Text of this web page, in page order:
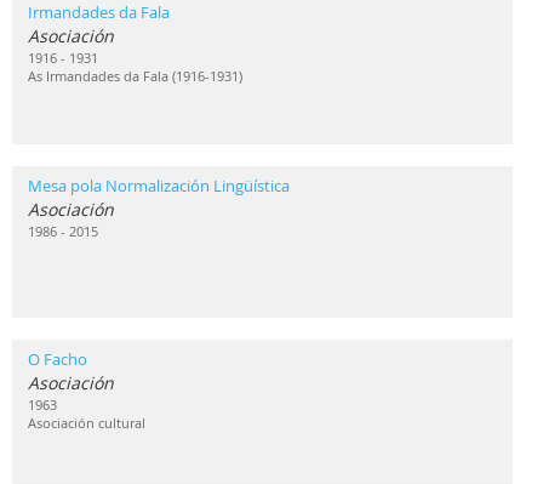
Irmandades da Fala
Asociación
1916 - 1931
As Irmandades da Fala (1916-1931)
Mesa pola Normalización Lingüística
Asociación
1986 - 2015
O Facho
Asociación
1963
Asociación cultural